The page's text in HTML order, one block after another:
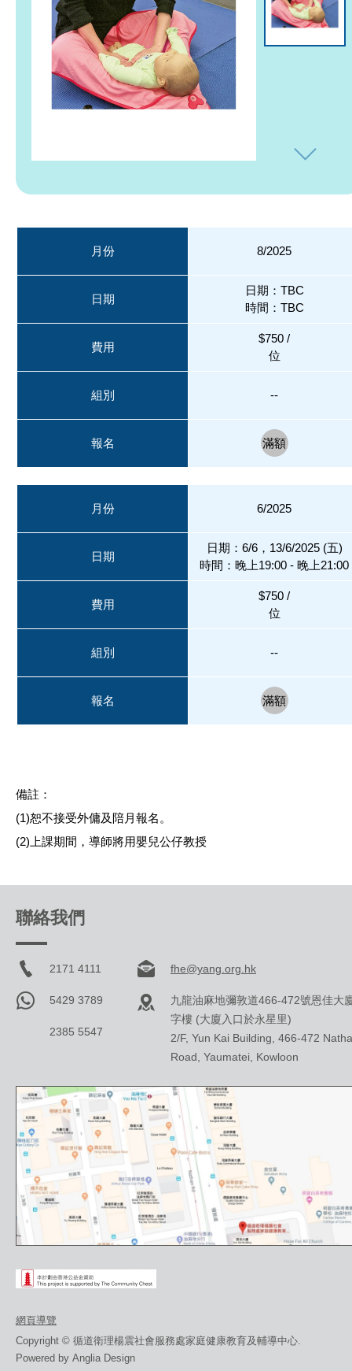
月份 8/2025
日期
日期：TBC
時間：TBC
費用
$750 /
位
組別 --
報名 滿額
月份 6/2025
日期
日期：6/6，13/6/2025 (五)
時間：晚上19:00 - 晚上21:00
費用
$750 /
位
組別 --
報名 滿額
備註：
(1)恕不接受外傭及陪月報名。
(2)上課期間，導師將用嬰兒公仔教授
聯絡我們
2171 4111 fhe@yang.org.hk
5429 3789
九龍油麻地彌敦道466-472號恩佳大
字樓 (大廈入口於永星里)
2/F, Yun Kai Building, 466-472
Road, Yaumatei, Kowloon
2385 5547
網頁導覽
Copyright © 循道衛理楊震社會服務處家庭健康教育及輔導中心.
Powered by Anglia Design